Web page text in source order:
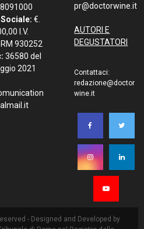
Sociale: €.
I.V.
RM 930252
36580 del
2021
pr@doctorwine.it
AUTORI E
DEGUSTATORI
Contattaci:
redazione@doctor
wine.it
- Designed and Developed by